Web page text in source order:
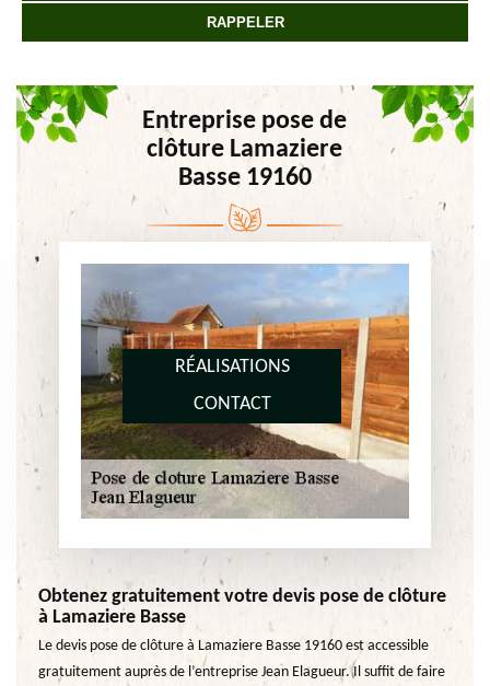
RÉALISATIONS
CONTACT
Entreprise pose de
clôture Lamaziere
Basse 19160
Obtenez gratuitement votre devis pose de clôture
à Lamaziere Basse
Le devis pose de clôture à Lamaziere Basse 19160 est accessible
gratuitement auprès de l’entreprise Jean Elagueur. Il suffit de faire